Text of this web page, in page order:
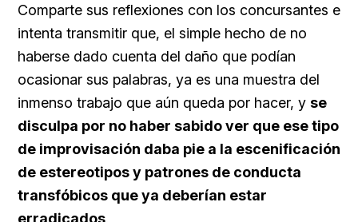
Comparte sus reflexiones con los concursantes e
intenta transmitir que, el simple hecho de no
haberse dado cuenta del daño que podían
ocasionar sus palabras, ya es una muestra del
inmenso trabajo que aún queda por hacer, y se
disculpa por no haber sabido ver que ese tipo
de improvisación daba pie a la escenificación
de estereotipos y patrones de conducta
transfóbicos que ya deberían estar
erradicados.